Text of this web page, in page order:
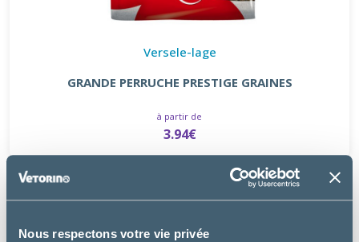
Nous respectons votre vie privée
Versele-lage
GRANDE PERRUCHE PRESTIGE GRAINES
à partir de
3.94€